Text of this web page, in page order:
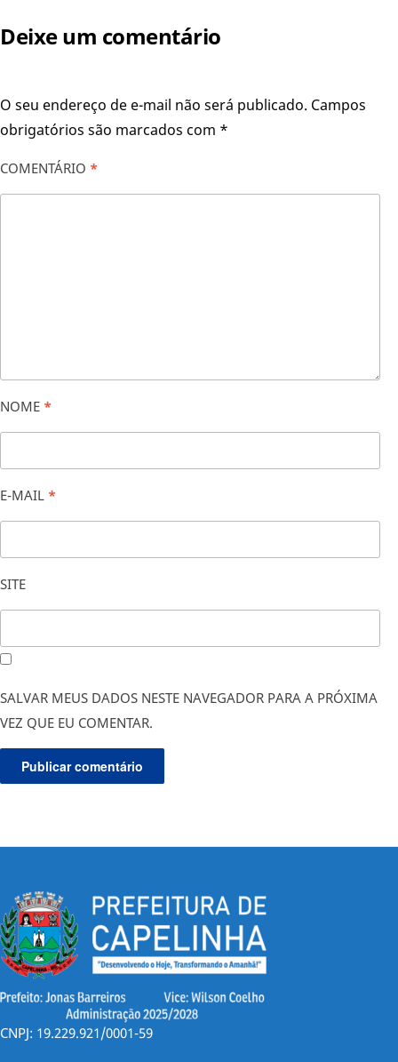
Deixe um comentário
O seu endereço de e-mail não será publicado. Campos
obrigatórios são marcados com *
COMENTÁRIO *
NOME *
E-MAIL *
SITE
SALVAR MEUS DADOS NESTE NAVEGADOR PARA A PRÓXIMA
VEZ QUE EU COMENTAR.
CNPJ: 19.229.921/0001-59